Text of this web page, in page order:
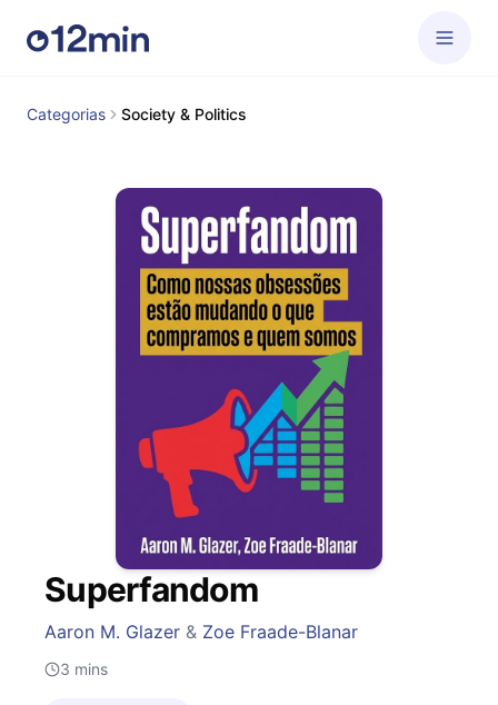
Categorias Society & Politics
Superfandom
Aaron M. Glazer & Zoe Fraade-Blanar
3 mins